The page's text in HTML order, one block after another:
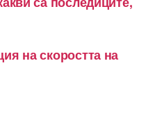
на скоростта на